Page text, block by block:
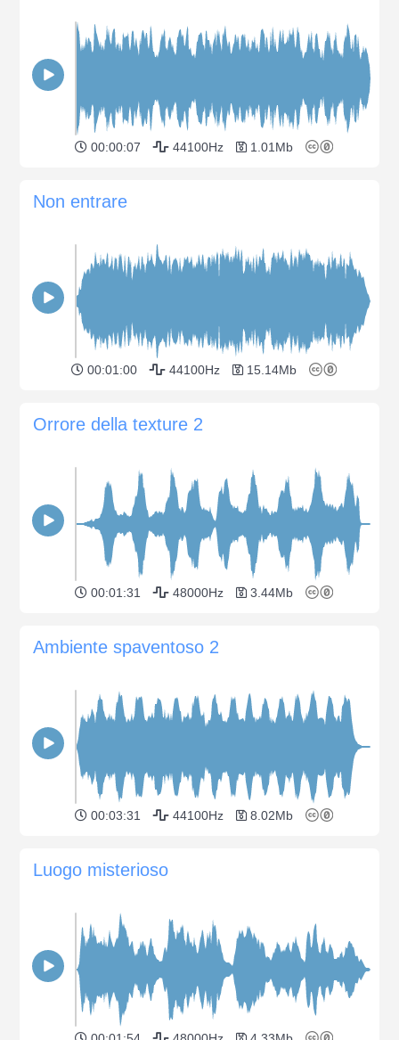
00:00:07 44100Hz 1.01Mb
Non entrare
00:01:00 44100Hz 15.14Mb
Orrore della texture 2
00:01:31 48000Hz 3.44Mb
Ambiente spaventoso 2
00:03:31 44100Hz 8.02Mb
Luogo misterioso